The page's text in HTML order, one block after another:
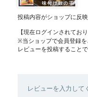
投稿内容がショップに反
【現在ログインされており
※当ショップで会員登録を
レビューを投稿すること
レビューを入力して